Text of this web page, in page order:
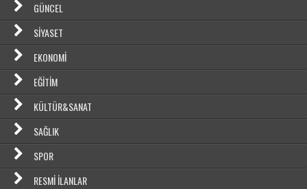
GÜNCEL
SIYASET
EKONOMI
EĞITIM
KÜLTÜR&SANAT
SAĞLIK
SPOR
RESMI İLANLAR